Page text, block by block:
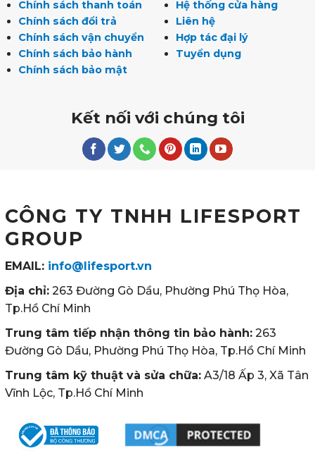
Chính sách thanh toán
Chính sách đổi trả
Chính sách vận chuyển
Chính sách bảo hành
Chính sách bảo mật
Hệ thống cửa hàng
Liên hệ
Hợp tác đại lý
Tuyển dụng
Kết nối với chúng tôi
CÔNG TY TNHH LIFESPORT
GROUP
EMAIL: info@lifesport.vn
Địa chỉ: 263 Đường Gò Dầu, Phường Phú Thọ Hòa,
Tp.Hồ Chí Minh
Trung tâm tiếp nhận thông tin bảo hành: 263
Đường Gò Dầu, Phường Phú Thọ Hòa, Tp.Hồ Chí Minh
Trung tâm kỹ thuật và sửa chữa: A3/18 Ấp 3, Xã Tân
Vĩnh Lộc, Tp.Hồ Chí Minh